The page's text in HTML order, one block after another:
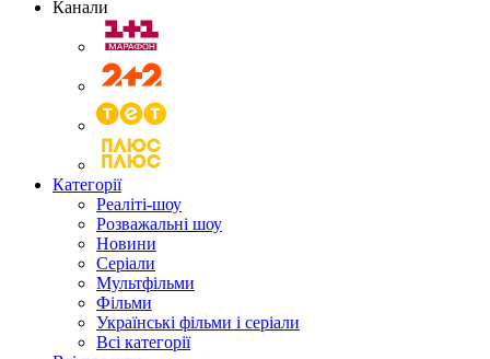
Канали
Категорії
Реаліті-шоу
Розважальні шоу
Новини
Серіали
Мультфільми
Фільми
Українські фільми і серіали
Всі категорії